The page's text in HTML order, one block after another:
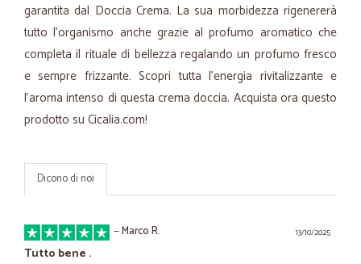
garantita dal Doccia Crema. La sua morbidezza rigenererà
tutto l’organismo anche grazie al profumo aromatico che
completa il rituale di bellezza regalando un profumo fresco
e sempre frizzante. Scopri tutta l'energia rivitalizzante e
l'aroma intenso di questa crema doccia. Acquista ora questo
prodotto su Cicalia.com!
Dicono di noi
13/10/2025
—Marco R.
Tutto bene .